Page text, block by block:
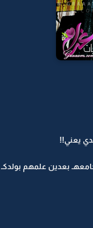
يعني!!
بعدين علمهم بولدكـ